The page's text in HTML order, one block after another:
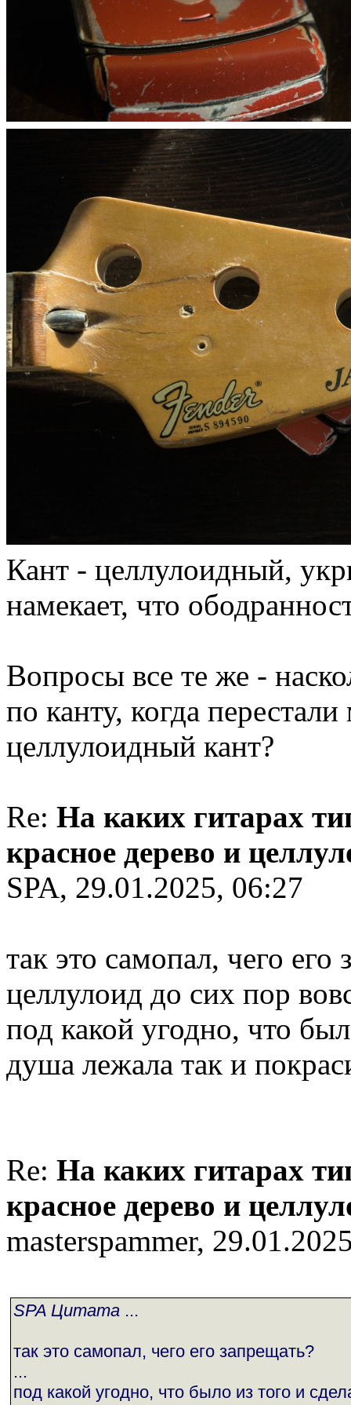
Кант - целлулоидный,
намекает, что
Вопросы все те же -
по канту, когда
целлулоидный кант?
Re: На каких гитарах
красное дерево и
SPA, 29.01.2025, 06:27
так это самопал, чего его
целлулоид до сих пор
под какой угодно, что
душа лежала так и
Re: На каких гитарах
красное дерево и
masterspammer,
SPA Цитата ...
так это самопал, чего его запрещать?
...
под какой угодно, что было из того и